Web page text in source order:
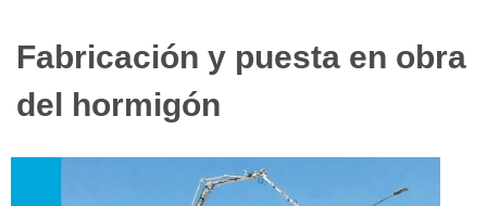
Fabricación y puesta en obra
del hormigón